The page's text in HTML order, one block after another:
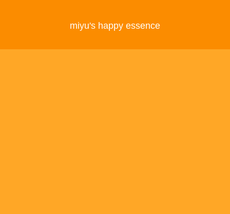
miyu's happy essence